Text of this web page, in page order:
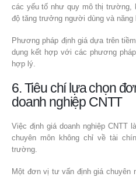
các yếu tố như quy mô thị trường,
độ tăng trưởng người dùng và năng
Phương pháp định giá dựa trên
dụng kết hợp với các phương
hợp lý.
6. Tiêu chí lựa chọn
doanh nghiệp CNTT
Việc định giá doanh nghiệp CNTT
chuyên môn không chỉ về tài
trường.
Một đơn vị tư vấn định giá chuyên